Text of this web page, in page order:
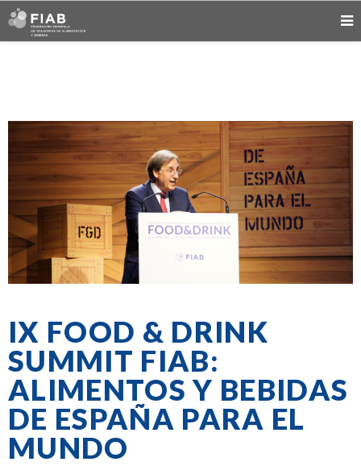
IX FOOD & DRINK
SUMMIT FIAB:
ALIMENTOS Y BEBIDAS
DE ESPAÑA PARA EL
MUNDO